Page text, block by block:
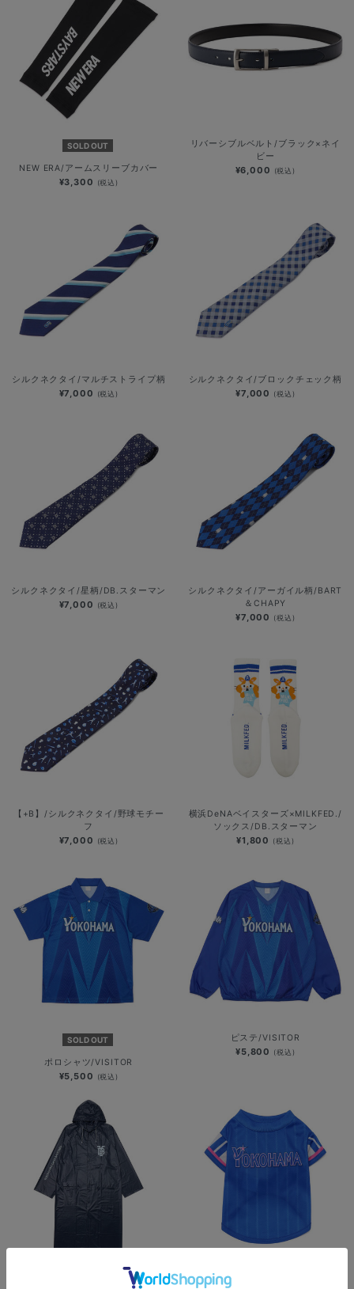
SOLD OUT
NEW ERA/アームスリーブカバー
¥3,300 (税込)
リバーシブルベルト/ブラック×ネイ
ビー
¥6,000 (税込)
シルクネクタイ/マルチストライプ柄
¥7,000 (税込)
シルクネクタイ/ブロックチェック柄
¥7,000 (税込)
シルクネクタイ/星柄/DB.スターマン
¥7,000 (税込)
シルクネクタイ/アーガイル柄/BART
＆CHAPY
¥7,000 (税込)
【+B】/シルクネクタイ/野球モチー
フ
¥7,000 (税込)
横浜DeNAベイスターズ×MILKFED./
ソックス/DB.スターマン
¥1,800 (税込)
SOLD OUT
ポロシャツ/VISITOR
¥5,500 (税込)
ピステ/VISITOR
¥5,800 (税込)
ハイクオリティレインコート/YDB